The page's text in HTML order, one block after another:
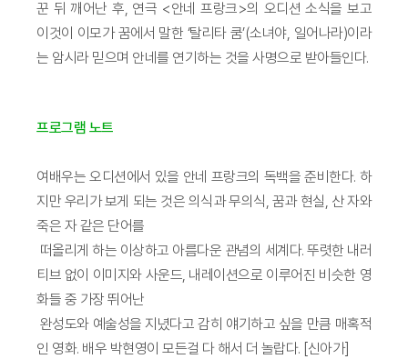
꾼 뒤 깨어난 후, 연극 <안네 프랑크>의 오디션 소식을 보고
이것이 이모가 꿈에서 말한 ‘탈리타 쿰’(소녀야, 일어나라)이라
는 암시라 믿으며 안네를 연기하는 것을 사명으로 받아들인다.
프로그램 노트
여배우는 오디션에서 있을 안네 프랑크의 독백을 준비한다. 하
지만 우리가 보게 되는 것은 의식과 무의식, 꿈과 현실, 산 자와
죽은 자 같은 단어를
떠올리게 하는 이상하고 아름다운 관념의 세계다. 뚜렷한 내러
티브 없이 이미지와 사운드, 내레이션으로 이루어진 비슷한 영
화들 중 가장 뛰어난
완성도와 예술성을 지녔다고 감히 얘기하고 싶을 만큼 매혹적
인 영화. 배우 박현영이 모든걸 다 해서 더 놀랍다. [신아가]